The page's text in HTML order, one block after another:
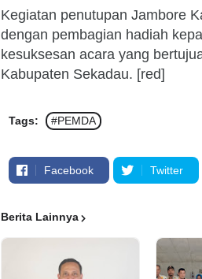
Kegiatan penutupan Jambore
dengan pembagian hadiah
kesuksesan acara yang
Kabupaten Sekadau. [red]
Tags: #PEMDA
Facebook Twitter
Berita Lainnya